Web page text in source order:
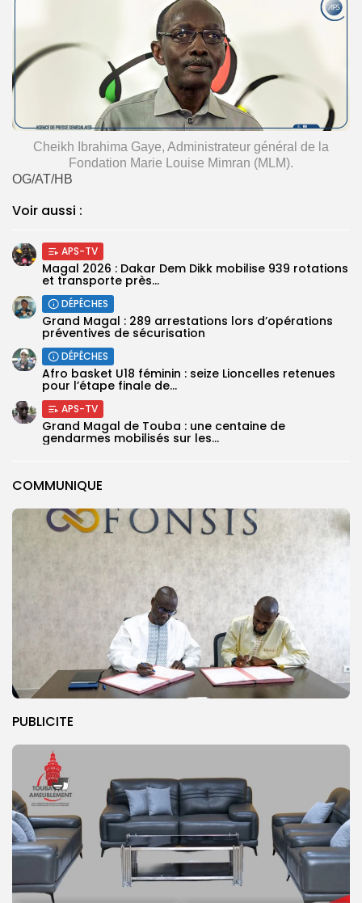
COMMUNIQUE
PUBLICITE
Cheikh Ibrahima Gaye, Administrateur général de la
Fondation Marie Louise Mimran (MLM).
OG/AT/HB
Voir aussi :
APS-TV
Magal 2026 : Dakar Dem Dikk mobilise 939 rotations
et transporte près...
DÉPÊCHES
Grand Magal : 289 arrestations lors d’opérations
préventives de sécurisation
DÉPÊCHES
‎Afro basket U18 féminin : seize Lioncelles retenues
pour l’étape finale de...
APS-TV
Grand Magal de Touba : une centaine de
gendarmes mobilisés sur les...